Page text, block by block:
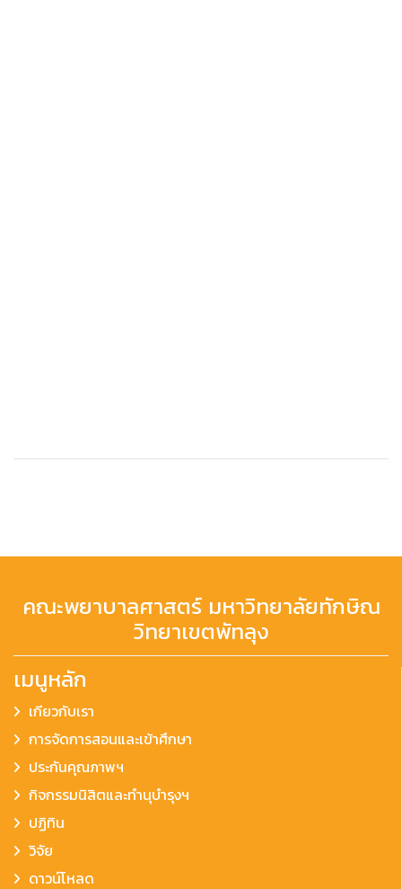
คณะพยาบาลศาสตร์ มหาวิทยาลัยทักษิณ
วิทยาเขตพัทลุง
เมนูหลัก
เกียวกับเรา
การจัดการสอนและเข้าศึกษา
ประกันคุณภาพฯ
กิจกรรมนิสิตและทำนุบำรุงฯ
ปฏิทิน
วิจัย
ดาวน์โหลด